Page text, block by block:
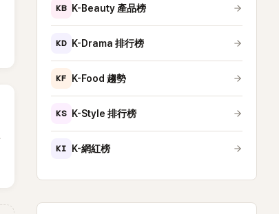
KB K-Beauty 產品榜
KD K-Drama 排行榜
KF K-Food 趨勢
KS K-Style 排行榜
KI K-網紅榜